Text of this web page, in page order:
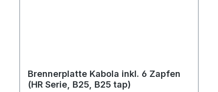
Brennerplatte Kabola inkl. 6 Zapfen
(HR Serie, B25, B25 tap)